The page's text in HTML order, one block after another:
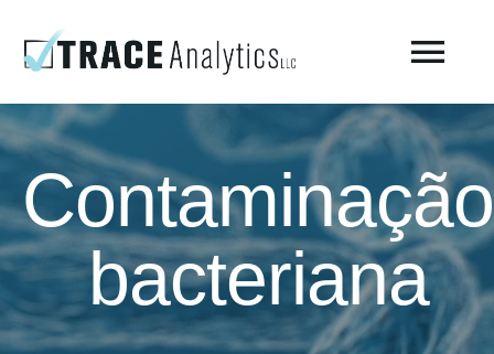
Sobre o laboratório – Trace Analytics
Teste de ar respirável comprimido
Teste de ar comprimido ISO 8573-1 / Fabricação
Contaminação
bacteriana